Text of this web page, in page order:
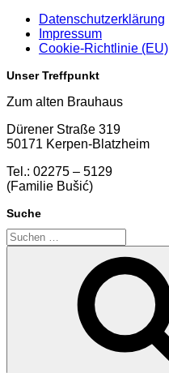
Datenschutzerklärung
Impressum
Cookie-Richtlinie (EU)
Unser Treffpunkt
Zum alten Brauhaus
Dürener Straße 319
50171 Kerpen-Blatzheim
Tel.: 02275 – 5129
(Familie Bušić)
Suche
Suchen
nach: